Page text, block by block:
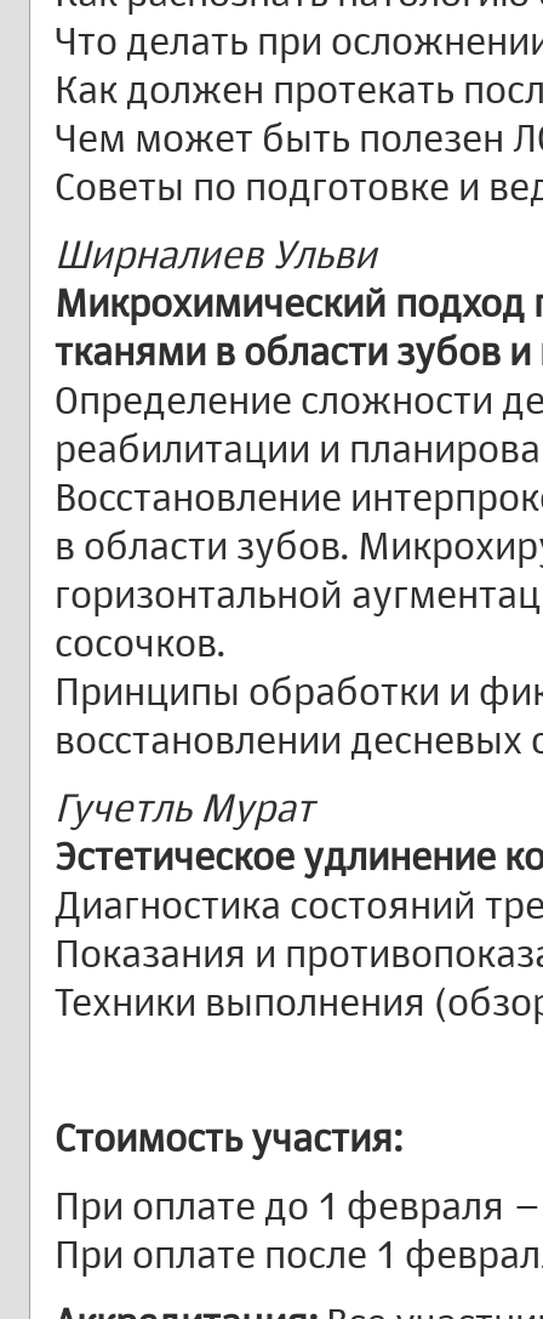
Что делать при
Как должен протекать
Чем может быть полезен
Советы по подготовке и
Ширналиев Ульви
Микрохимический подход
тканями в области зубов
Определение сложности
реабилитации и
Восстановление
в области зубов.
горизонтальной
сосочков.
Принципы обработки и
восстановлении десневых
Гучетль Мурат
Эстетическое удлинение
Диагностика состояний
Показания и
Техники выполнения
Стоимость участия:
При оплате до 1 февраля
При оплате после 1